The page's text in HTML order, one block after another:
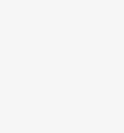
Balanchi
越出眾；在日
跡。大師的作